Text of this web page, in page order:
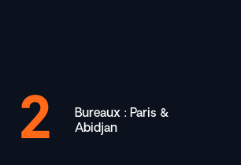
2
Bureaux : Paris &
Abidjan